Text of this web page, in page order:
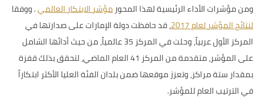
ومن مؤشرات الأداء الرئيسية لهذا المحورمؤشر الابتكار العالمي.ووفقا
لنتائج المؤشر لعام 2017
، قدحافظت دولة الإمارات على صدارتها في
المركز الأول عربياً، وحلت في المركز 35 عالمياً، من حيث أدائها الشامل
على المؤشر، متقدمة من المركز 41 العام الماضي، لتحقق بذلك قفزة
بمقدار ستة مراكز، وتعزز موقعها ضمن بلدان الفئة العليا الأكثر ابتكاراً
في الترتيب العام للمؤشر.